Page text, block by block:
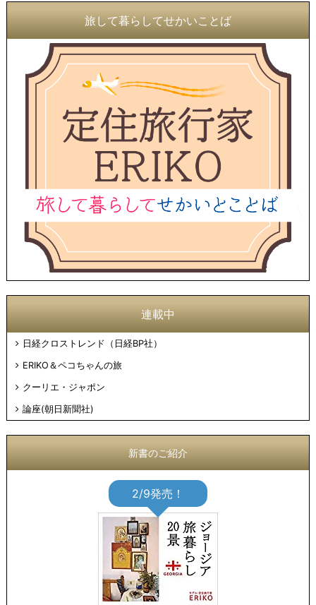
旅して暮らしてせかいことば
連載中
日経クロストレンド（日経BP社）
ERIKO＆ペコちゃんの旅
クーリエ・ジャポン
論座(朝日新聞社)
新書のご紹介
2/9発売！